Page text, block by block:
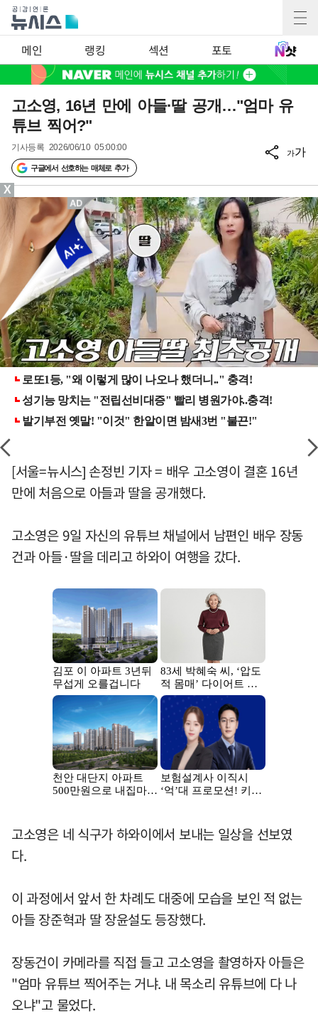
메인 랭킹 섹션 포토
고소영, 16년 만에 아들·딸 공개…"엄마 유
튜브 찍어?"
기사등록 2026/06/10 05:00:00
구글에서 선호하는 매체로 추가
가가
[서울=뉴시스] 손정빈 기자 = 배우 고소영이 결혼 16년
만에 처음으로 아들과 딸을 공개했다.
고소영은 9일 자신의 유튜브 채널에서 남편인 배우 장동
건과 아들·딸을 데리고 하와이 여행을 갔다.
고소영은 네 식구가 하와이에서 보내는 일상을 선보였
다.
이 과정에서 앞서 한 차례도 대중에 모습을 보인 적 없는
아들 장준혁과 딸 장윤설도 등장했다.
장동건이 카메라를 직접 들고 고소영을 촬영하자 아들은
"엄마 유튜브 찍어주는 거냐. 내 목소리 유튜브에 다 나
오냐"고 물었다.
X